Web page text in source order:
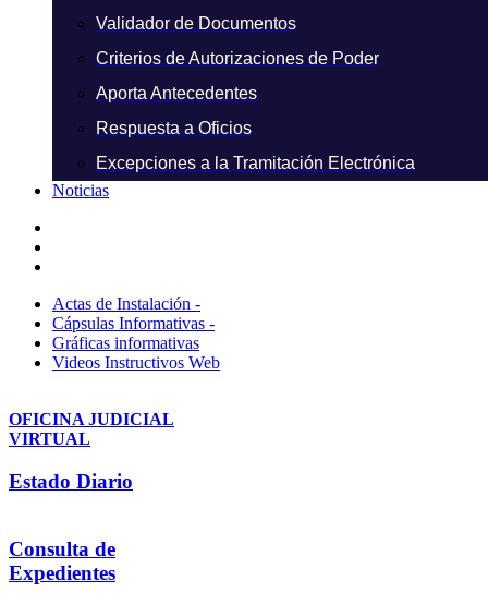
Validador de Documentos
Criterios de Autorizaciones de Poder
Aporta Antecedentes
Respuesta a Oficios
Excepciones a la Tramitación Electrónica
Noticias
Actas de Instalación -
Cápsulas Informativas -
Gráficas informativas
Videos Instructivos Web
OFICINA JUDICIAL
VIRTUAL
Estado Diario
Consulta de
Expedientes